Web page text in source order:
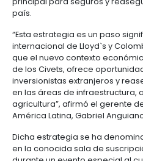
Newsletter
19 de Junio de 2012
Estrategia de la
China, India, Brasil,
Colombia será mercado
nueva estrategia que
que tiene como
principal para seguros y
país.